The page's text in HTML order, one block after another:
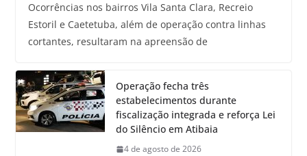
Ocorrências nos bairros Vila Santa Clara, Recreio
Estoril e Caetetuba, além de operação contra linhas
cortantes, resultaram na apreensão de
Operação fecha três
estabelecimentos durante
fiscalização integrada e reforça Lei
do Silêncio em Atibaia
4 de agosto de 2026